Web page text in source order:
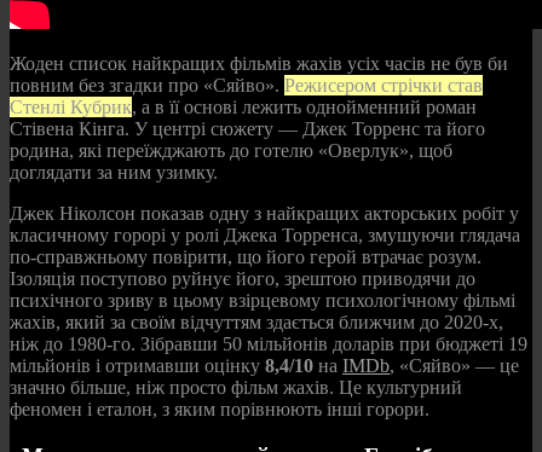
Жоден список найкращих фільмів жахів усіх часів не був би
повним без згадки про «Сяйво». Режисером стрічки став
Стенлі Кубрик, а в її основі лежить однойменний роман
Стівена Кінга. У центрі сюжету — Джек Торренс та його
родина, які переїжджають до готелю «Оверлук», щоб
доглядати за ним узимку.
Джек Ніколсон показав одну з найкращих акторських робіт у
класичному горорі у ролі Джека Торренса, змушуючи глядача
по-справжньому повірити, що його герой втрачає розум.
Ізоляція поступово руйнує його, зрештою приводячи до
психічного зриву в цьому взірцевому психологічному фільмі
жахів, який за своїм відчуттям здається ближчим до 2020-х,
ніж до 1980-го. Зібравши 50 мільйонів доларів при бюджеті 19
мільйонів і отримавши оцінку 8,4/10 на IMDb, «Сяйво» — це
значно більше, ніж просто фільм жахів. Це культурний
феномен і еталон, з яким порівнюють інші горори.